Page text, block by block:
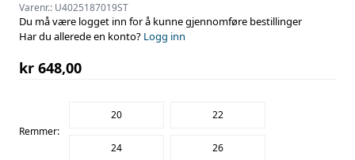
Varenr.: U4025187019ST
Du må være logget inn for å kunne gjennomføre bestillinger
Har du allerede en konto? Logg inn
kr 648,00
Remmer:
20 22
24 26